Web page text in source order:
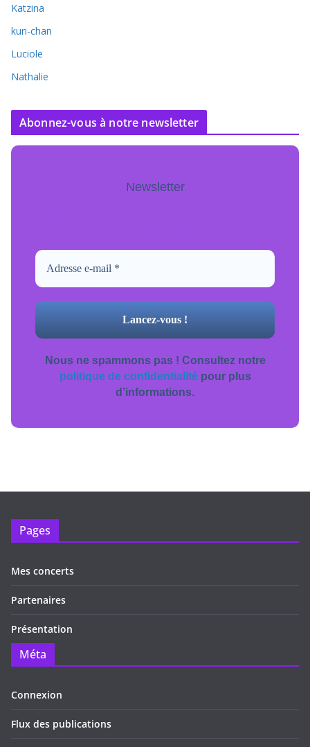
Katzina
kuri-chan
Luciole
Nathalie
Abonnez-vous à notre newsletter
Newsletter
Nous ne spammons pas ! Consultez notre
politique de confidentialitépour plus
d’informations.
Pages
Mes concerts
Partenaires
Présentation
Méta
Connexion
Flux des publications